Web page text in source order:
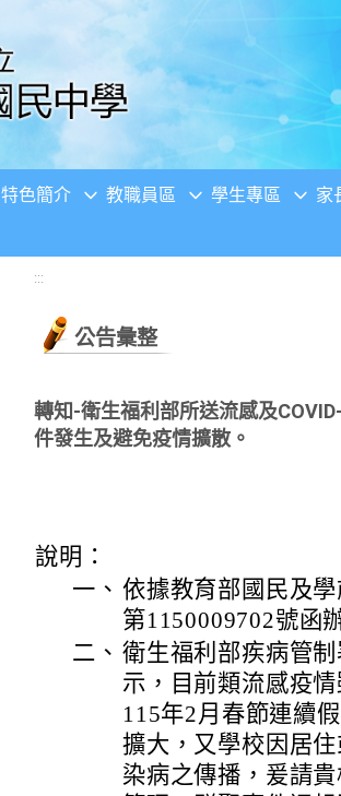
特色簡介 教職員區 學生專區 家
:::
公告彙整
轉知-衛生福利部所送流感及
件發生及避免疫情擴散。
說明：
一、 依據教育部國民及
第1150009702號函
二、 衛生福利部疾病管
示，目前類流感疫
115年2月春節連續
擴大，又學校因居
染病之傳播，爰請